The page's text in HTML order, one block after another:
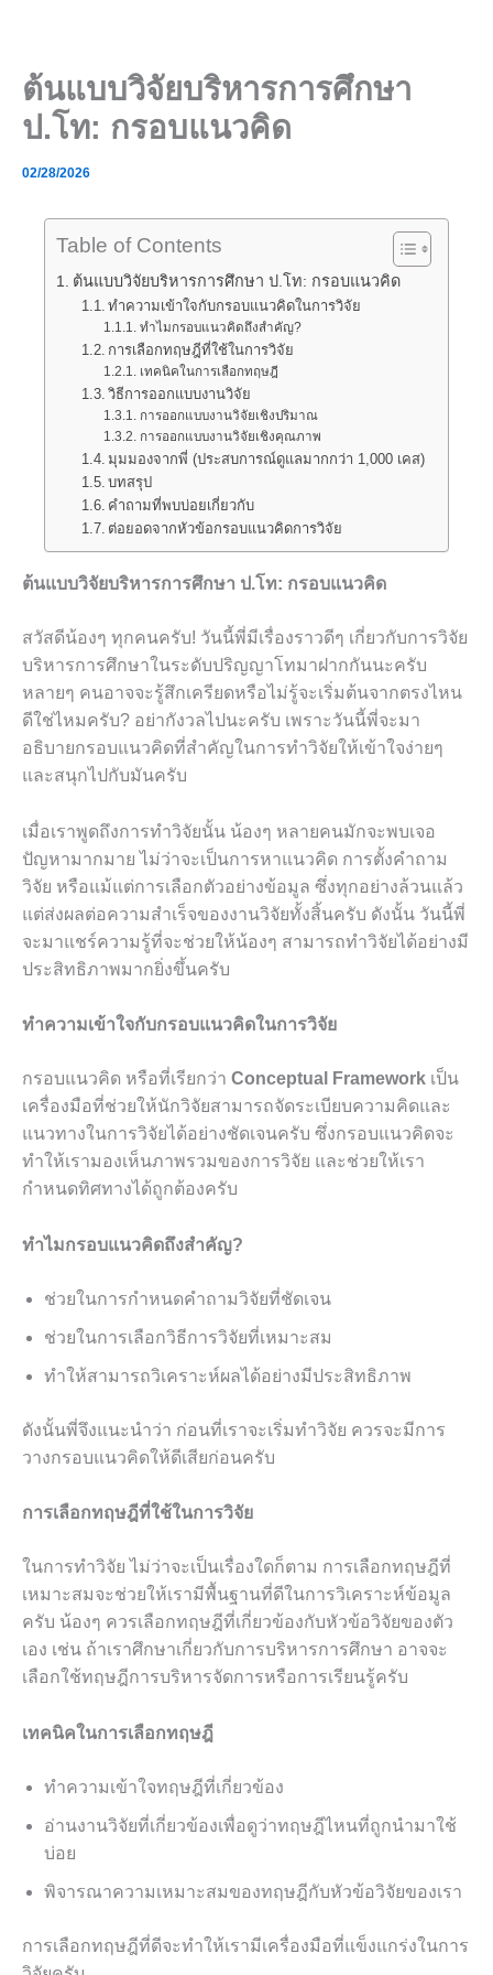
content
ต้นแบบวิจัยบริหารการศึกษา
ป.โท: กรอบแนวคิด
02/28/2026
Table of Contents
ต้นแบบวิจัยบริหารการศึกษา ป.โท: กรอบแนวคิด
ทำความเข้าใจกับกรอบแนวคิดในการวิจัย
ทำไมกรอบแนวคิดถึงสำคัญ?
การเลือกทฤษฎีที่ใช้ในการวิจัย
เทคนิคในการเลือกทฤษฎี
วิธีการออกแบบงานวิจัย
การออกแบบงานวิจัยเชิงปริมาณ
การออกแบบงานวิจัยเชิงคุณภาพ
มุมมองจากพี่ (ประสบการณ์ดูแลมากกว่า 1,000 เคส)
บทสรุป
คำถามที่พบบ่อยเกี่ยวกับ
ต่อยอดจากหัวข้อกรอบแนวคิดการวิจัย
ต้นแบบวิจัยบริหารการศึกษา ป.โท: กรอบแนวคิด
สวัสดีน้องๆ ทุกคนครับ! วันนี้พี่มีเรื่องราวดีๆ เกี่ยวกับการวิจัย
บริหารการศึกษาในระดับปริญญาโทมาฝากกันนะครับ
หลายๆ คนอาจจะรู้สึกเครียดหรือไม่รู้จะเริ่มต้นจากตรงไหน
ดีใช่ไหมครับ? อย่ากังวลไปนะครับ เพราะวันนี้พี่จะมา
อธิบายกรอบแนวคิดที่สำคัญในการทำวิจัยให้เข้าใจง่ายๆ
และสนุกไปกับมันครับ
เมื่อเราพูดถึงการทำวิจัยนั้น น้องๆ หลายคนมักจะพบเจอ
ปัญหามากมาย ไม่ว่าจะเป็นการหาแนวคิด การตั้งคำถาม
วิจัย หรือแม้แต่การเลือกตัวอย่างข้อมูล ซึ่งทุกอย่างล้วนแล้ว
แต่ส่งผลต่อความสำเร็จของงานวิจัยทั้งสิ้นครับ ดังนั้น วันนี้พี่
จะมาแชร์ความรู้ที่จะช่วยให้น้องๆ สามารถทำวิจัยได้อย่างมี
ประสิทธิภาพมากยิ่งขึ้นครับ
ทำความเข้าใจกับกรอบแนวคิดในการวิจัย
กรอบแนวคิด หรือที่เรียกว่า Conceptual Framework เป็น
เครื่องมือที่ช่วยให้นักวิจัยสามารถจัดระเบียบความคิดและ
แนวทางในการวิจัยได้อย่างชัดเจนครับ ซึ่งกรอบแนวคิดจะ
ทำให้เรามองเห็นภาพรวมของการวิจัย และช่วยให้เรา
กำหนดทิศทางได้ถูกต้องครับ
ทำไมกรอบแนวคิดถึงสำคัญ?
ช่วยในการกำหนดคำถามวิจัยที่ชัดเจน
ช่วยในการเลือกวิธีการวิจัยที่เหมาะสม
ทำให้สามารถวิเคราะห์ผลได้อย่างมีประสิทธิภาพ
ดังนั้นพี่จึงแนะนำว่า ก่อนที่เราจะเริ่มทำวิจัย ควรจะมีการ
วางกรอบแนวคิดให้ดีเสียก่อนครับ
การเลือกทฤษฎีที่ใช้ในการวิจัย
ในการทำวิจัย ไม่ว่าจะเป็นเรื่องใดก็ตาม การเลือกทฤษฎีที่
เหมาะสมจะช่วยให้เรามีพื้นฐานที่ดีในการวิเคราะห์ข้อมูล
ครับ น้องๆ ควรเลือกทฤษฎีที่เกี่ยวข้องกับหัวข้อวิจัยของตัว
เอง เช่น ถ้าเราศึกษาเกี่ยวกับการบริหารการศึกษา อาจจะ
เลือกใช้ทฤษฎีการบริหารจัดการหรือการเรียนรู้ครับ
เทคนิคในการเลือกทฤษฎี
ทำความเข้าใจทฤษฎีที่เกี่ยวข้อง
อ่านงานวิจัยที่เกี่ยวข้องเพื่อดูว่าทฤษฎีไหนที่ถูกนำมาใช้
บ่อย
พิจารณาความเหมาะสมของทฤษฎีกับหัวข้อวิจัยของเรา
การเลือกทฤษฎีที่ดีจะทำให้เรามีเครื่องมือที่แข็งแกร่งในการ